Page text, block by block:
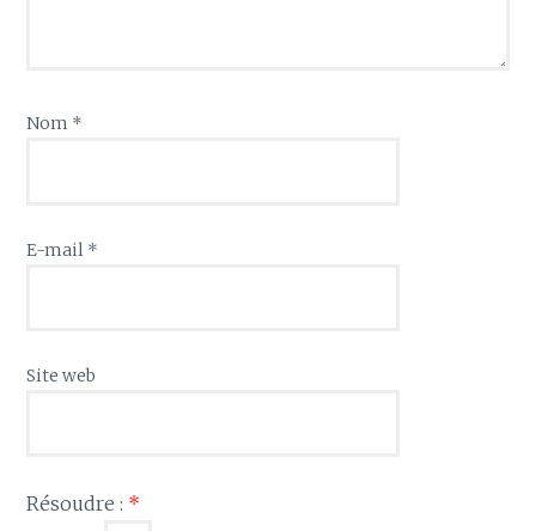
Nom *
E-mail *
Site web
Résoudre : *